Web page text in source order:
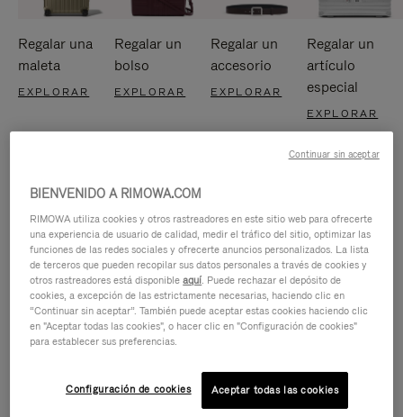
Regalar una
maleta
EXPLORAR
Regalar un
bolso
EXPLORAR
Regalar un
accesorio
EXPLORAR
Regalar un
artículo
especial
EXPLORAR
VÍDEO
SONIDO
BIENVENIDO A RIMOWA.COM
RIMOWA utiliza cookies y otros rastreadores en este sitio web para ofrecerte
una experiencia de usuario de calidad, medir el tráfico del sitio, optimizar las
funciones de las redes sociales y ofrecerte anuncios personalizados. La lista
de terceros que pueden recopilar sus datos personales a través de cookies y
otros rastreadores está disponibleaquí. Puede rechazar el depósito de
cookies, a excepción de las estrictamente necesarias, haciendo clic en
“Continuar sin aceptar”. También puede aceptar estas cookies haciendo clic
en "Aceptar todas las cookies", o hacer clic en "Configuración de cookies"
para establecer sus preferencias.
Configuración de cookies Aceptar todas las cookies
Continuar sin aceptar